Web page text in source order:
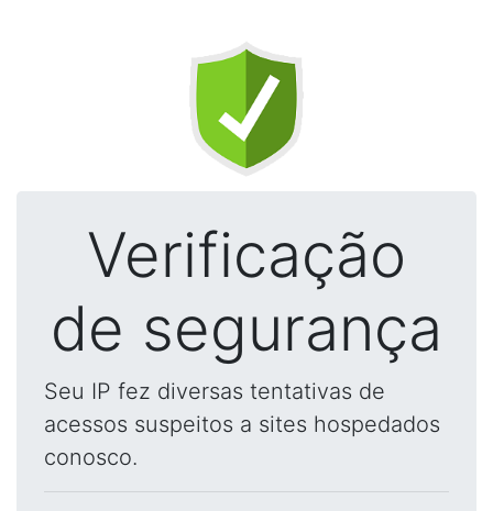
Verificação
de segurança
Seu IP fez diversas tentativas de
acessos suspeitos a sites hospedados
conosco.